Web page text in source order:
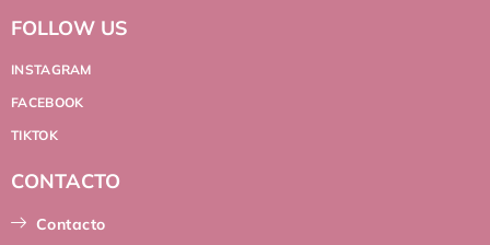
FOLLOW US
INSTAGRAM
FACEBOOK
TIKTOK
CONTACTO
Contacto